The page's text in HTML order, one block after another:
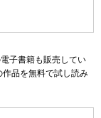
子書籍も販売してい
品を無料で試し読み